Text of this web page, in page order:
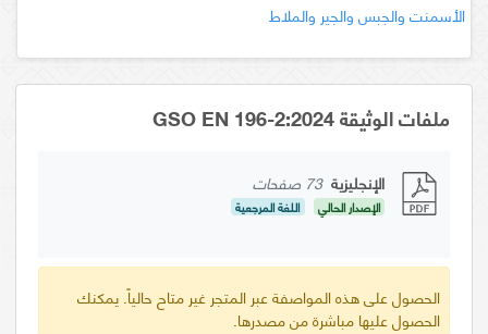
الأسمنت والجبس والجير والملاط
ملفات الوثيقة GSO EN 196-2:2024
الإنجليزية 73 صفحات
الإصدار الحالي اللغة المرجعية
الحصول على هذه المواصفة عبر المتجر غير متاح حالياً. يمكنك
الحصول عليها مباشرة من مصدرها.